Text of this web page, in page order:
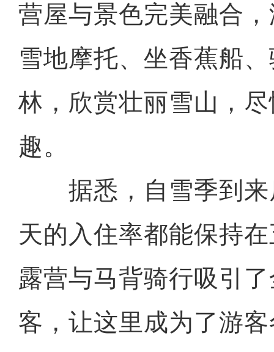
营屋与景色完美融合
雪地摩托、坐香蕉船
林，欣赏壮丽雪山，
趣。
据悉，自雪季到来
天的入住率都能保持
露营与马背骑行吸引
客，让这里成为了游